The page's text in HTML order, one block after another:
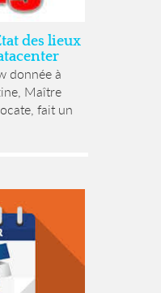
des lieux
donnée à
Maître
fait un